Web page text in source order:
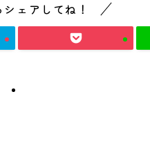
ェアしてね！